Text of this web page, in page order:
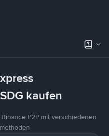
kaufen
P2P mit verschiedenen